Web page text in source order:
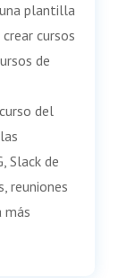
plantilla
cursos
de
del
Slack de
reuniones
más